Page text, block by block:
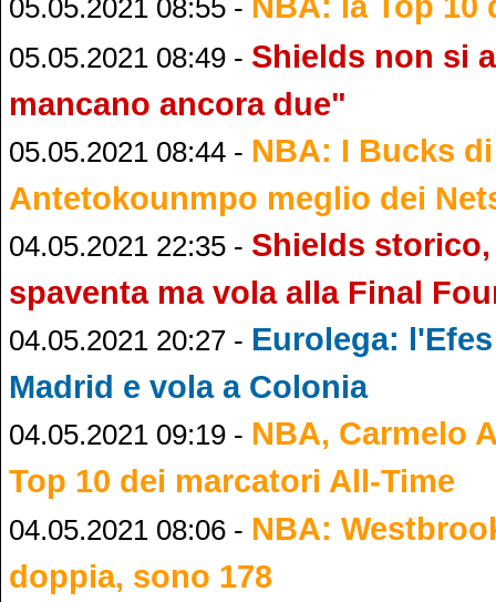
05.05.2021 08:55 -
05.05.2021 08:49 - Shields non si
mancano ancora due"
05.05.2021 08:44 - NBA: I Bucks di
Antetokounmpo meglio dei
04.05.2021 22:35 - Shields
spaventa ma vola alla Final
04.05.2021 20:27 - Eurolega:
Madrid e vola a Colonia
04.05.2021 09:19 - NBA, Carmelo
Top 10 dei marcatori All-Time
04.05.2021 08:06 - NBA:
doppia, sono 178